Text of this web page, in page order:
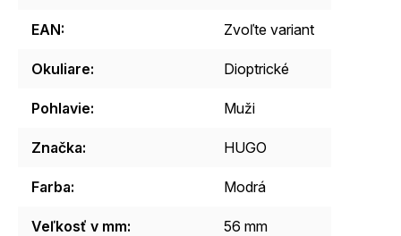
EAN: Zvoľte variant
Okuliare: Dioptrické
Pohlavie: Muži
Značka: HUGO
Farba: Modrá
Veľkosť v mm: 56 mm